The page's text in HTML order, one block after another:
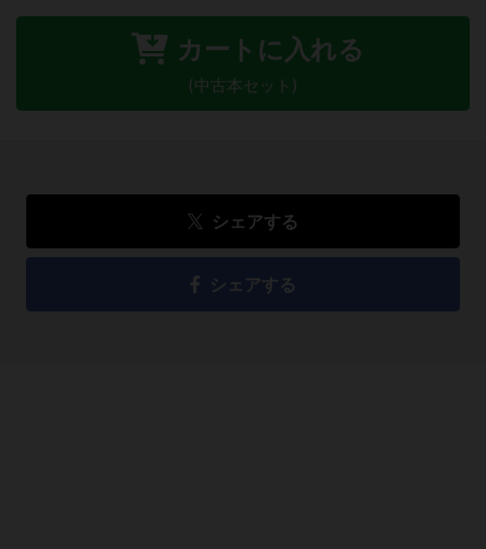
カートに入れる
(中古本セット)
シェアする
シェアする